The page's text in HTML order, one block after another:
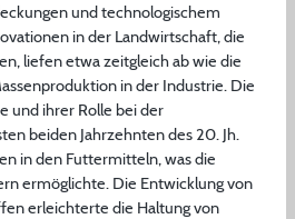
und technologischem
in der Landwirtschaft, die
liefen etwa zeitgleich ab wie die
in der Industrie. Die
und ihrer Rolle bei der
beiden Jahrzehnten des 20. Jh.
in den Futtermitteln, was die
ermöglichte. Die Entwicklung von
erleichterte die Haltung von